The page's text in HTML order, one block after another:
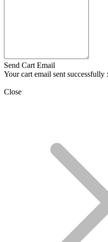
Send Cart Email
Your cart email sent successfully
Close